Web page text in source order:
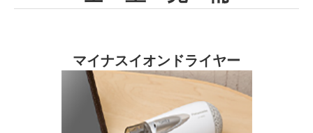
マイナスイオンドライヤー